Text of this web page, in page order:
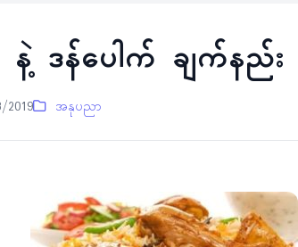
နဲ့ ဒန်ပေါက် ချက်နည်း
2019 အနုပညာ